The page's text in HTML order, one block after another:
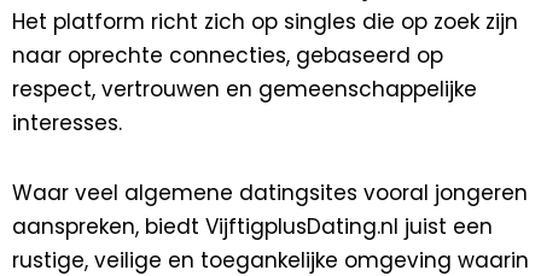
Het platform richt zich op singles die op zoek zijn
naar oprechte connecties, gebaseerd op
respect, vertrouwen en gemeenschappelijke
interesses.
Waar veel algemene datingsites vooral jongeren
aanspreken, biedt VijftigplusDating.nl juist een
rustige, veilige en toegankelijke omgeving waarin